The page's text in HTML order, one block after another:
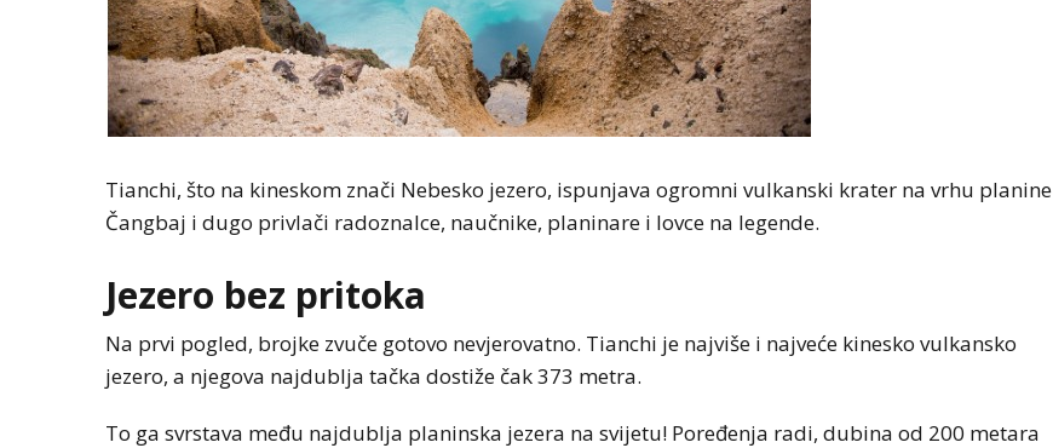
Tianchi, što na kineskom znači Nebesko jezero, ispunjava ogromni vulkanski krater na vrhu planine
Čangbaj i dugo privlači radoznalce, naučnike, planinare i lovce na legende.
Jezero bez pritoka
Na prvi pogled, brojke zvuče gotovo nevjerovatno. Tianchi je najviše i najveće kinesko vulkansko
jezero, a njegova najdublja tačka dostiže čak 373 metra.
To ga svrstava među najdublja planinska jezera na svijetu! Poređenja radi, dubina od 200 metara